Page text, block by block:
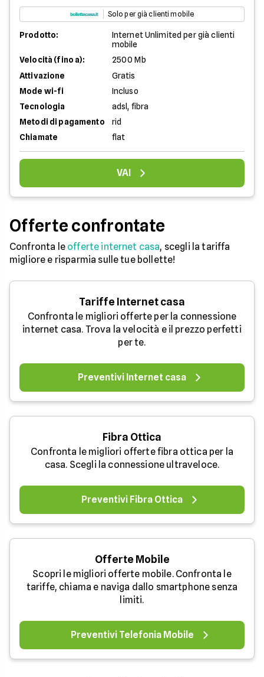
Solo per già clienti mobile
Prodotto:
Internet Unlimited per già clienti
mobile
Velocità (fino a):
2500 Mb
Attivazione
Gratis
Mode wi-fi
Incluso
Tecnologia
adsl, fibra
Metodi di pagamento
rid
Chiamate
flat
VAI
Offerte confrontate
Confronta le offerte internet casa, scegli la tariffa
migliore e risparmia sulle tue bollette!
Tariffe Internet casa
Confronta le migliori offerte per la connessione
internet casa. Trova la velocità e il prezzo perfetti
per te.
Preventivi Internet casa
Fibra Ottica
Confronta le migliori offerte fibra ottica per la
casa. Scegli la connessione ultraveloce.
Preventivi Fibra Ottica
Offerte Mobile
Scopri le migliori offerte mobile. Confronta le
tariffe, chiama e naviga dallo smartphone senza
limiti.
Preventivi Telefonia Mobile